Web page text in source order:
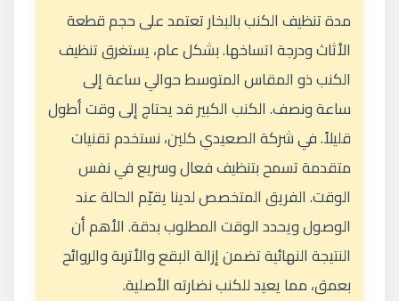
مدة تنظيف الكنب بالبخار تعتمد على حجم قطعة
الأثاث ودرجة اتساخها. بشكل عام، يستغرق تنظيف
الكنب ذو المقاس المتوسط حوالي ساعة إلى
ساعة ونصف. الكنب الكبير قد يحتاج إلى وقت أطول
قليلاً. في شركة الصعيدي كلين، نستخدم تقنيات
متقدمة تسمح بتنظيف فعال وسريع في نفس
الوقت. الفريق المتخصص لدينا يقيّم الحالة عند
الوصول ويحدد الوقت المطلوب بدقة. الأهم أن
النتيجة النهائية تضمن إزالة البقع والأتربة والروائح
بعمق، مما يعيد للكنب نضارته الأصلية.